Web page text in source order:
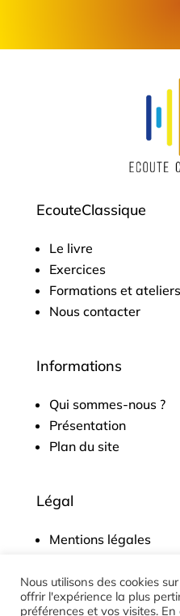
EcouteClassique
Le livre
Exercices
Formations et ateliers
Nous contacter
Informations
Qui sommes-nous ?
Présentation
Plan du site
Légal
Mentions légales
CGV
Accessibilité
Nous utilisons des cookies
offrir l'expérience la plus
préférences et vos visites.